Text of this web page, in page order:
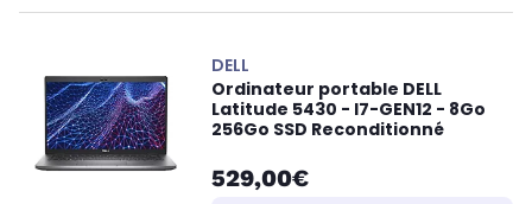
DELL
Ordinateur portable DELL
Latitude 5430 - I7-GEN12 - 8Go
256Go SSD Reconditionné
529,00€